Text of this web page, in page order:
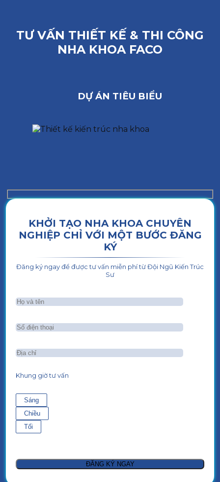
TƯ VẤN THIẾT KẾ & THI CÔNG
NHA KHOA FACO
DỰ ÁN TIÊU BIỂU
KHỞI TẠO NHA KHOA CHUYÊN
NGHIỆP CHỈ VỚI MỘT BƯỚC ĐĂNG
KÝ
Đăng ký ngay để được tư vấn miễn phí từ Đội Ngũ Kiến Trúc
Sư
Khung giờ tư vấn
Sáng
Chiều
Tối